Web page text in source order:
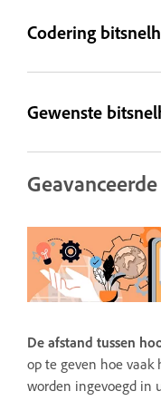
Codering
Gewenste
De afstand tussen
op te geven hoe vaak
worden ingevoegd in